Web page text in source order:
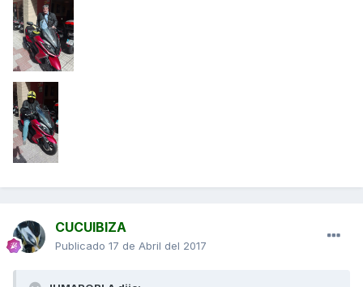
CUCUIBIZA
Publicado 17 de Abril del 2017